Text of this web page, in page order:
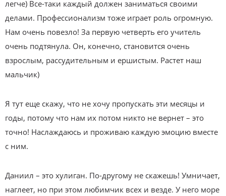
легче) Все-таки каждый должен заниматься своими
делами. Профессионализм тоже играет роль огромную.
Нам очень повезло! За первую четверть его учитель
очень подтянула. Он, конечно, становится очень
взрослым, рассудительным и ершистым. Растет наш
мальчик)
Я тут еще скажу, что не хочу пропускать эти месяцы и
годы, потому что нам их потом никто не вернет – это
точно! Наслаждаюсь и проживаю каждую эмоцию вместе
с ним.
Даниил – это хулиган. По-другому не скажешь! Умничает,
наглеет, но при этом любимчик всех и везде. У него море